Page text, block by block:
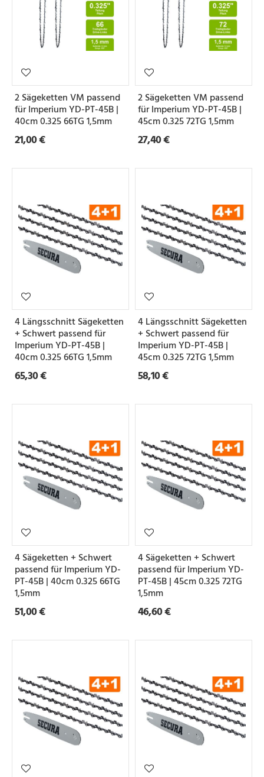
2 Sägeketten VM passend
für Imperium YD-PT-45B |
40cm 0.325 66TG 1,5mm
21,00 €
2 Sägeketten VM passend
für Imperium YD-PT-45B |
45cm 0.325 72TG 1,5mm
27,40 €
4 Längsschnitt Sägeketten
+ Schwert passend für
Imperium YD-PT-45B |
40cm 0.325 66TG 1,5mm
65,30 €
4 Längsschnitt Sägeketten
+ Schwert passend für
Imperium YD-PT-45B |
45cm 0.325 72TG 1,5mm
58,10 €
4 Sägeketten + Schwert
passend für Imperium YD-
PT-45B | 40cm 0.325 66TG
1,5mm
51,00 €
4 Sägeketten + Schwert
passend für Imperium YD-
PT-45B | 45cm 0.325 72TG
1,5mm
46,60 €